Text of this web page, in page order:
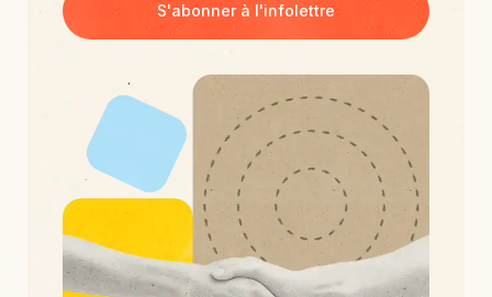
S'abonner à l'infolettre